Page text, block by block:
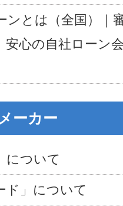
ンとは（全国）｜
安心の自社ローン
ーカー
について
ド」について